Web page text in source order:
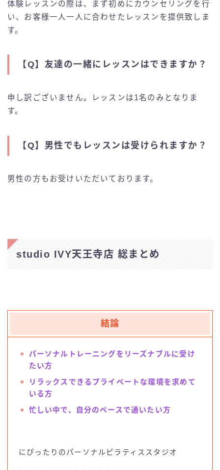
体験レッスンの際は、まず初めにカウンセリングを行
い、お客様一人一人に合わせたレッスンを提供致しま
す。
【Q】 友達の一緒にレッスンはできますか？
申し訳ございません。レッスンは1名のみとなりま
す。
【Q】 男性でもレッスンは受けられますか？
男性の方もお受けいただいております。
studio IVY天王寺店 総まとめ
結論
パーソナルトレーニングをリーズナブルに受け
たい方
リラックスできるプライベートな環境を求めて
いる方
忙しい中で、自分のペースで通いたい方
にぴったりのパーソナルピラティススタジオ